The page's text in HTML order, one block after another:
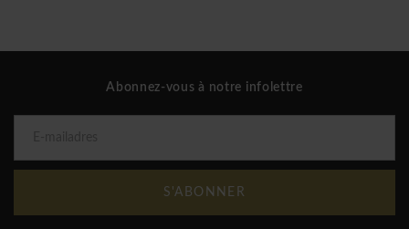
Abonnez-vous à notre infolettre
S'ABONNER